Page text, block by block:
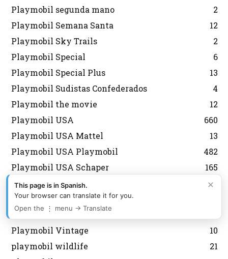
Playmobil segunda mano
2
Playmobil Semana Santa
12
Playmobil Sky Trails
2
Playmobil Special
6
Playmobil Special Plus
13
Playmobil Sudistas Confederados
4
Playmobil the movie
12
Playmobil USA
660
Playmobil USA Mattel
13
Playmobil USA Playmobil
482
Playmobil USA Schaper
165
playmobil vespas
4
Playmobil Victoriano
Playmobil vikingos
Playmobil Vintage
10
playmobil wildlife
21
×
This page is in Spanish.
Your browser can translate it for you.
Open the ⋮ menu → Translate